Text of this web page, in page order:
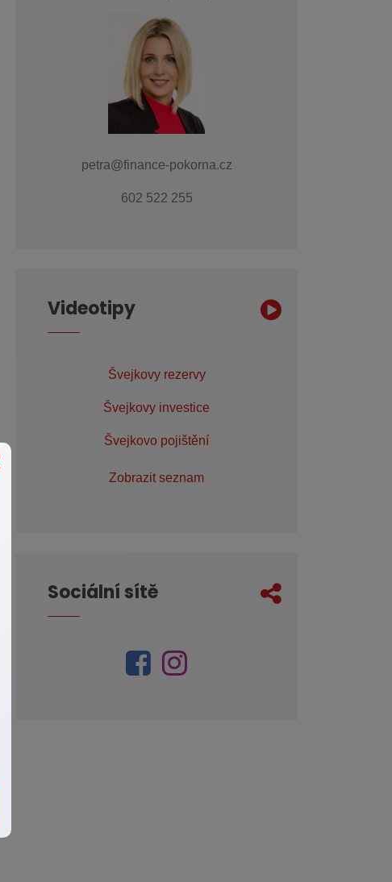
petra@finance-pokorna.cz
602 522 255
Videotipy
Švejkovy rezervy
Švejkovy investice
Švejkovo pojištění
Zobrazit seznam
Sociální sítě